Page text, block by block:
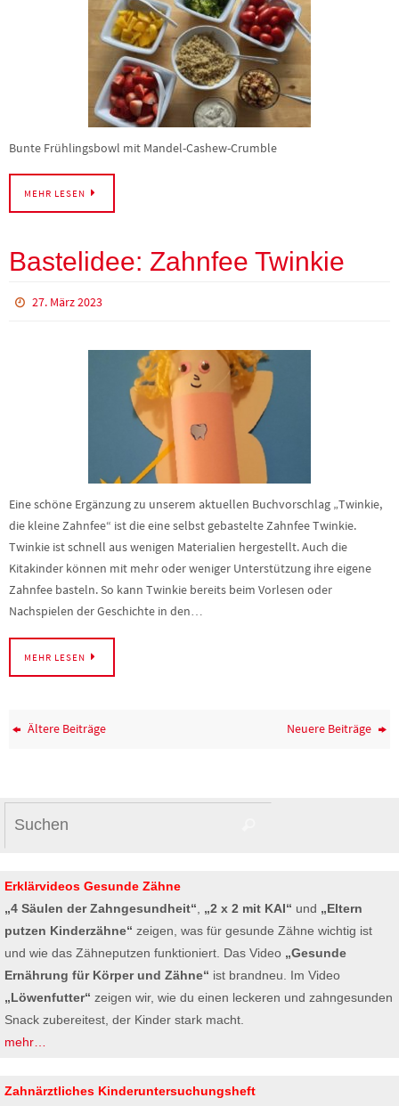
Bunte Frühlingsbowl mit Mandel-Cashew-Crumble
MEHR LESEN
Bastelidee: Zahnfee Twinkie
27. März 2023
Eine schöne Ergänzung zu unserem aktuellen Buchvorschlag „Twinkie,
die kleine Zahnfee“ ist die eine selbst gebastelte Zahnfee Twinkie.
Twinkie ist schnell aus wenigen Materialien hergestellt. Auch die
Kitakinder können mit mehr oder weniger Unterstützung ihre eigene
Zahnfee basteln. So kann Twinkie bereits beim Vorlesen oder
Nachspielen der Geschichte in den…
MEHR LESEN
Ältere Beiträge Neuere Beiträge
Erklärvideos Gesunde Zähne
„4 Säulen der Zahngesundheit“
„2 x 2 mit KAI“ und „Eltern
putzen Kinderzähne“ zeigen, was für gesunde Zähne wichtig ist
und wie das Zähneputzen funktioniert. Das Video „Gesunde
Ernährung für Körper und Zähne“ ist brandneu. Im Video
„Löwenfutter“ zeigen wir, wie du einen leckeren und zahngesunden
Snack zubereitest, der Kinder stark macht.
mehr…
Zahnärztliches Kinderuntersuchungsheft